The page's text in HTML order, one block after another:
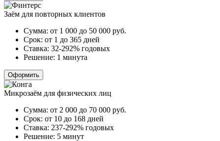
Заём для повторных клиентов
Сумма: от 1 000 до 50 000 руб.
Срок: от 1 до 365 дней
Ставка: 32-292% годовых
Решение: 1 минута
Оформить
Микрозаём для физических лиц
Сумма: от 2 000 до 70 000 руб.
Срок: от 10 до 168 дней
Ставка: 237-292% годовых
Решение: 5 минут